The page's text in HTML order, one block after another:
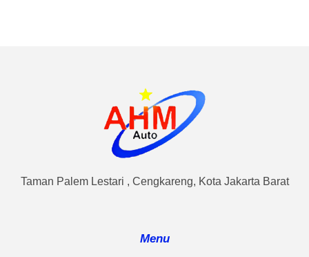
Taman Palem Lestari , Cengkareng, Kota Jakarta Barat
Menu